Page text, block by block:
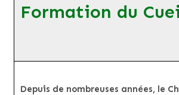
Formation du
Depuis de nombreuses années, le